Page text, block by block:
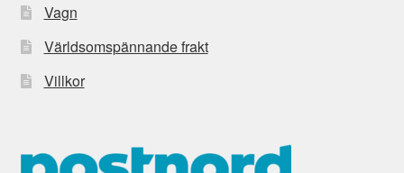
Vagn
Världsomspännande frakt
Villkor